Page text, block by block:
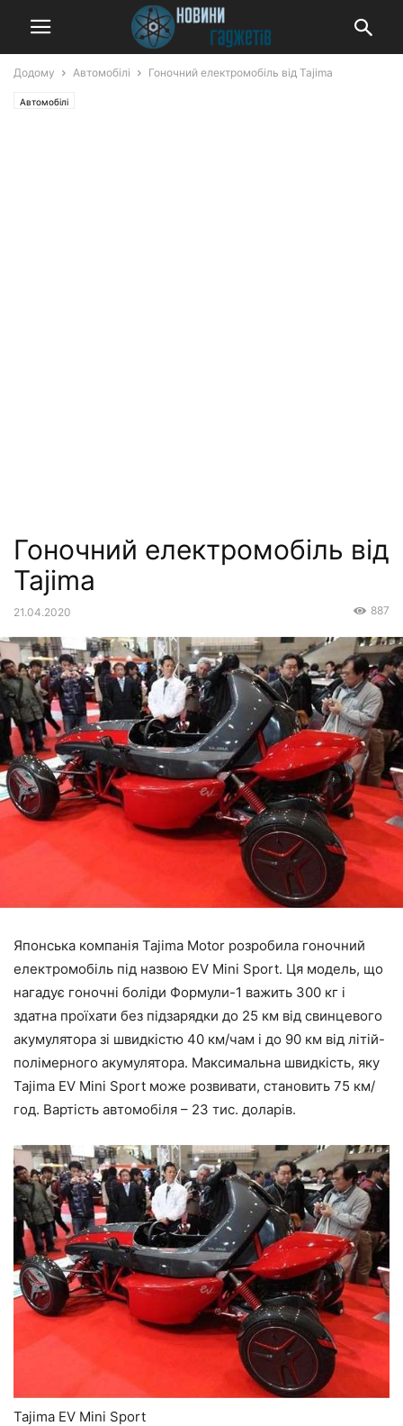
Додому Автомобілі Гоночний електромобіль від Tajima
Автомобілі
Гоночний електромобіль від
Tajima
21.04.2020 887
Японська компанія Tajima Motor розробила гоночний
електромобіль під назвою EV Mini Sport. Ця модель, що
нагадує гоночні боліди Формули-1 важить 300 кг і
здатна проїхати без підзарядки до 25 км від свинцевого
акумулятора зі швидкістю 40 км/чам і до 90 км від літій-
полімерного акумулятора. Максимальна швидкість, яку
Tajima EV Mini Sport може розвивати, становить 75 км/
год. Вартість автомобіля – 23 тис. доларів.
Tajima EV Mini Sport